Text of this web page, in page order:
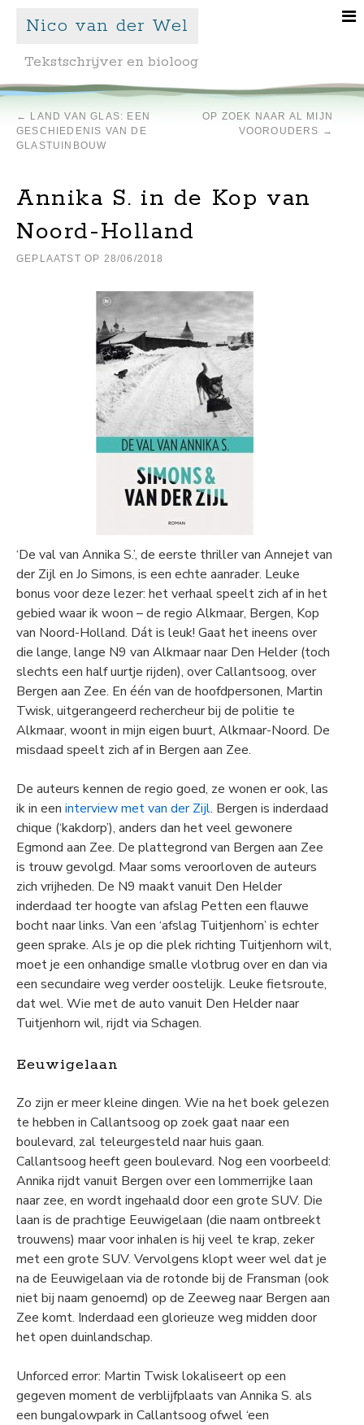
Nico van der Wel
Tekstschrijver en bioloog
←
LAND VAN GLAS: EEN
GESCHIEDENIS VAN DE
GLASTUINBOUW
OP ZOEK NAAR AL MIJN
VOOROUDERS →
Annika S. in de Kop van
Noord-Holland
GEPLAATST OP 28/06/2018
‘De val van Annika S.’, de eerste thriller van Annejet van
der Zijl en Jo Simons, is een echte aanrader. Leuke
bonus voor deze lezer: het verhaal speelt zich af in het
gebied waar ik woon – de regio Alkmaar, Bergen, Kop
van Noord-Holland. Dát is leuk! Gaat het ineens over
die lange, lange N9 van Alkmaar naar Den Helder (toch
slechts een half uurtje rijden), over Callantsoog, over
Bergen aan Zee. En één van de hoofdpersonen, Martin
Twisk, uitgerangeerd rechercheur bij de politie te
Alkmaar, woont in mijn eigen buurt, Alkmaar-Noord. De
misdaad speelt zich af in Bergen aan Zee.
De auteurs kennen de regio goed, ze wonen er ook, las
ik in een interview met van der Zijl. Bergen is inderdaad
chique (‘kakdorp’), anders dan het veel gewonere
Egmond aan Zee. De plattegrond van Bergen aan Zee
is trouw gevolgd. Maar soms veroorloven de auteurs
zich vrijheden. De N9 maakt vanuit Den Helder
inderdaad ter hoogte van afslag Petten een flauwe
bocht naar links. Van een ‘afslag Tuitjenhorn’ is echter
geen sprake. Als je op die plek richting Tuitjenhorn wilt,
moet je een onhandige smalle vlotbrug over en dan via
een secundaire weg verder oostelijk. Leuke fietsroute,
dat wel. Wie met de auto vanuit Den Helder naar
Tuitjenhorn wil, rijdt via Schagen.
Eeuwigelaan
Zo zijn er meer kleine dingen. Wie na het boek gelezen
te hebben in Callantsoog op zoek gaat naar een
boulevard, zal teleurgesteld naar huis gaan.
Callantsoog heeft geen boulevard. Nog een voorbeeld:
Annika rijdt vanuit Bergen over een lommerrijke laan
naar zee, en wordt ingehaald door een grote SUV. Die
laan is de prachtige Eeuwigelaan (die naam ontbreekt
trouwens) maar voor inhalen is hij veel te krap, zeker
met een grote SUV. Vervolgens klopt weer wel dat je
na de Eeuwigelaan via de rotonde bij de Fransman (ook
niet bij naam genoemd) op de Zeeweg naar Bergen aan
Zee komt. Inderdaad een glorieuze weg midden door
het open duinlandschap.
Unforced error: Martin Twisk lokaliseert op een
gegeven moment de verblijfplaats van Annika S. als
een bungalowpark in Callantsoog ofwel ‘een